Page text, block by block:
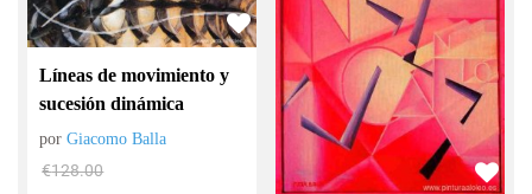
Líneas de movimiento y
sucesión dinámica
porGiacomo Balla
€128.00